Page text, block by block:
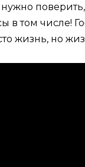
в том числе!
жизнь, но